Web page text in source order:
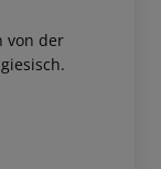
von der